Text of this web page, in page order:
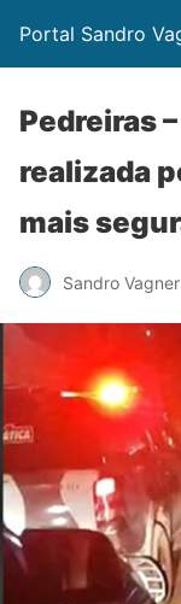
Portal Sandro
Pedreiras
realizada
mais
Sandro Vagner